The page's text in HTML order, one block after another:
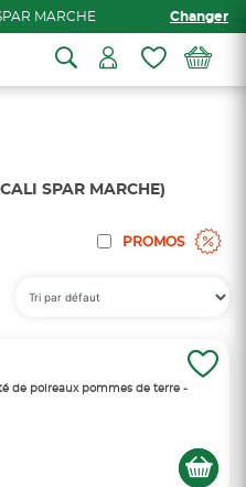
MARCHE Changer
SPAR MARCHE)
PROMOS
de poireaux pommes de terre -